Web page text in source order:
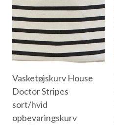
Vasketøjskurv House
Doctor Stripes
sort/hvid
opbevaringskurv